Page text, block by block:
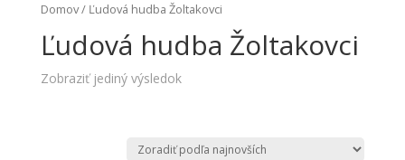
Domov/ Ľudová hudba Žoltakovci
Ľudová hudba Žoltakovci
Zobraziť jediný výsledok